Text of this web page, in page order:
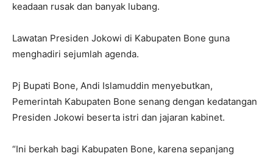
keadaan rusak dan banyak lubang.
Lawatan Presiden Jokowi di Kabupaten Bone guna
menghadiri sejumlah agenda.
Pj Bupati Bone, Andi Islamuddin menyebutkan,
Pemerintah Kabupaten Bone senang dengan kedatangan
Presiden Jokowi beserta istri dan jajaran kabinet.
“Ini berkah bagi Kabupaten Bone, karena sepanjang